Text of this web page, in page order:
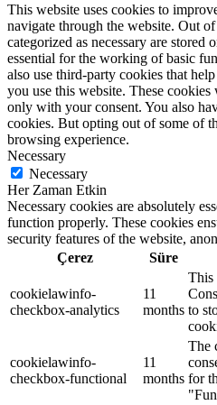
This website uses cookies to
navigate through the website. Out
categorized as necessary are stored
essential for the working of basic
also use third-party cookies that
you use this website. These
only with your consent. You also
cookies. But opting out of some of
browsing experience.
Necessary
Necessary
Her Zaman Etkin
Necessary cookies are absolutely
function properly. These cookies
security features of the website,
Çerez
Süre
cookielawinfo-
checkbox-analytics
11
months
This
to
cookielawinfo-
checkbox-functional
11
months
The
for